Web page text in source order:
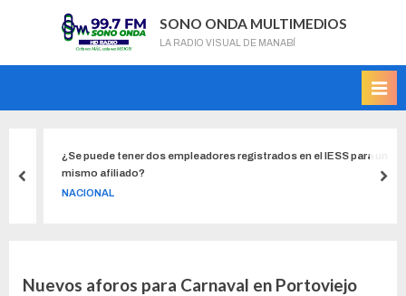
SONO ONDA MULTIMEDIOS
LA RADIO VISUAL DE MANABÍ
¿Se puede tener dos empleadores registrados en el IESS para un
mismo afiliado?
NACIONAL
Nuevos aforos para Carnaval en Portoviejo